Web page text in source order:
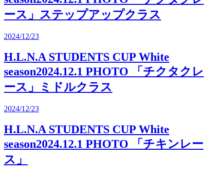
ース」ステップアップクラス
2024/12/23
H.L.N.A STUDENTS CUP White
season2024.12.1 PHOTO 「チクタクレ
ース」ミドルクラス
2024/12/23
H.L.N.A STUDENTS CUP White
season2024.12.1 PHOTO 「チキンレー
ス」